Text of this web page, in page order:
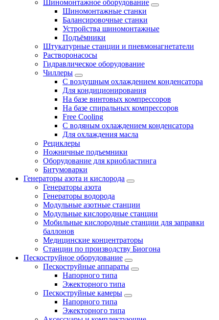
Шиномонтажное оборудование
Шиномонтажные станки
Балансировочные станки
Устройства шиномонтажные
Подъёмники
Штукатурные станции и пневмонагнетатели
Растворонасосы
Гидравлическое оборудование
Чиллеры
С воздушным охлаждением конденсатора
Для кондиционирования
На базе винтовых компрессоров
На базе спиральных компрессоров
Free Cooling
С водяным охлаждением конденсатора
Для охлаждения масла
Рециклеры
Ножничные подъемники
Оборудование для криобластинга
Битумоварки
Генераторы азота и кислорода
Генераторы азота
Генераторы водорода
Модульные азотные станции
Модульные кислородные станции
Мобильные кислородные станции для заправки
баллонов
Медицинские концентраторы
Станции по производству Биогона
Пескоструйное оборудование
Пескоструйные аппараты
Напорного типа
Эжекторного типа
Пескоструйные камеры
Напорного типа
Эжекторного типа